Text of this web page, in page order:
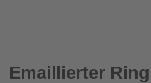
Emaillierter